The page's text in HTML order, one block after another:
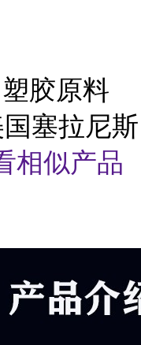
胶原料
塞拉尼斯
相似产品